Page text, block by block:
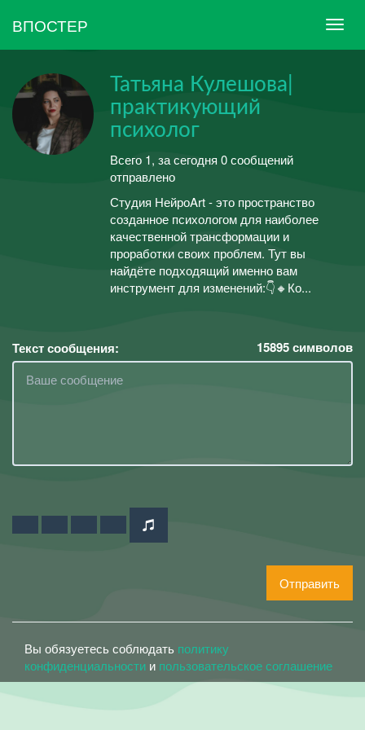
ВПОСТЕР
Татьяна Кулешова|
практикующий
психолог
Всего 1, за сегодня 0 сообщений
отправлено
Студия НейроArt - это пространство
созданное психологом для наиболее
качественной трансформации и
проработки своих проблем. Тут вы
найдёте подходящий именно вам
инструмент для изменений:👇🔸Ко...
Текст сообщения: 15895символов
Отправить
Вы обязуетесь соблюдать политику
конфиденциальности и пользовательское соглашение